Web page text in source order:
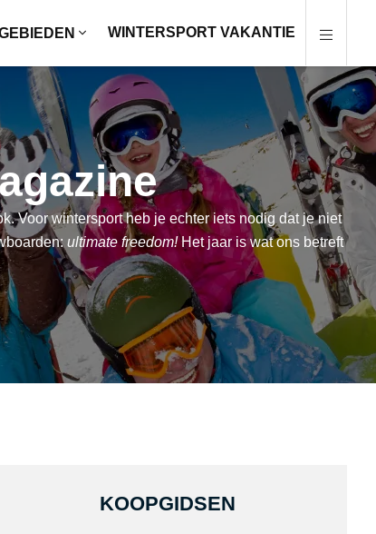
WINTERSPORT VAKANTIE
Voor wintersport heb je echter iets nodig dat je niet
ultimate freedom!Het jaar is wat ons betreft
KOOPGIDSEN